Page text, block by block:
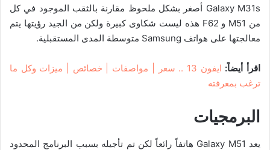
Galaxy M31s أصغر بشكل ملحوظ مقارنة بالثقب الموجود في كل
من M51 و F62 هذه ليست شكاوى كبيرة ولكن من الجيد رؤيتها يتم
معالجتها على هواتف Samsung متوسطة المدى المستقبلية.
اقرأ أيضاً:
ايفون 13 .. سعر | مواصفات | خصائص | ميزات وكل ما
ترغب بمعرفته
البرمجيات
يعد Galaxy M51 هاتفاً رائعاً لكن تم تأجيله بسبب البرنامج المحدود